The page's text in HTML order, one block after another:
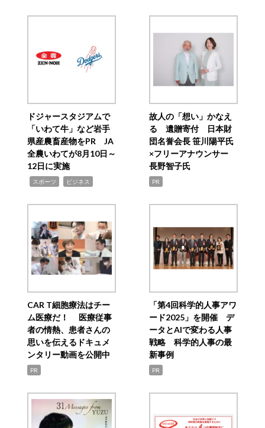
ドジャースタジアムで
「いわて牛」など岩手
県産農畜産物をPR JA
全農いわてが8月10日～
12日に実施
スポーツ ビジネス
故人の「想い」かなえ
る 遺贈寄付 日本財
団名誉会長 笹川陽平氏
×フリーアナウンサー
長野智子氏
PR
CAR T細胞療法はチー
ム医療だ！ 医療従事
者の情熱、患者さんの
思いを伝えるドキュメ
ンタリー動画を公開中
PR
「第4回科学的人事アワ
ード2025」を開催 デ
ータとAIで変わる人事
戦略 科学的人事の最
新事例
PR